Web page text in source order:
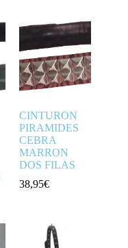
CINTURON
PIRAMIDES
CEBRA
MARRON
DOS FILAS
38,95€